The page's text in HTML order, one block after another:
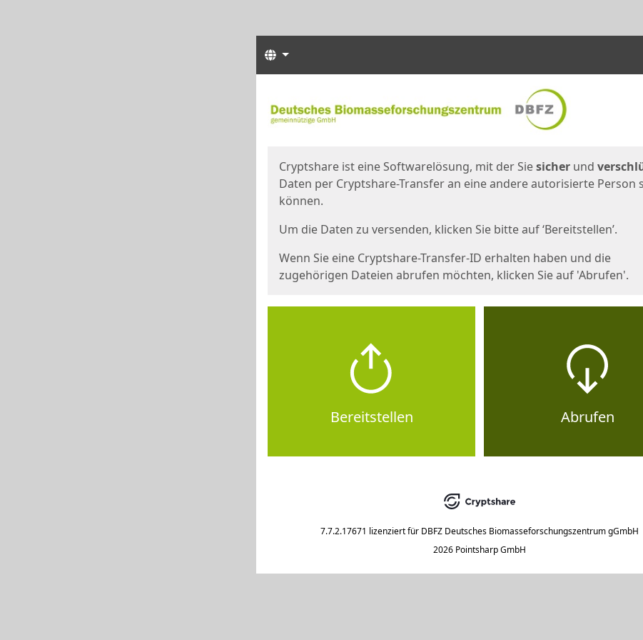
Sprachen
Cryptshare ist eine Softwarelösung, mit der Siesicher und
Daten per Cryptshare-Transfer an eine andere autorisierte Person
können.
Um die Daten zu versenden, klicken Sie bitte auf ‘Bereitstellen’.
Wenn Sie eine Cryptshare-Transfer-ID erhalten haben und die
zugehörigen Dateien abrufen möchten, klicken Sie auf 'Abrufen'.
Bereitstellen Abrufen
7.7.2.17671 lizenziert für DBFZ Deutsches Biomasseforschungszentrum gGmbH
2026 Pointsharp GmbH